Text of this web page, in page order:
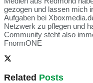
gezogen und lassen mich
Aufgaben bei
Netzwerk zu pflegen und
Community steht also
FnormONE
Related Posts